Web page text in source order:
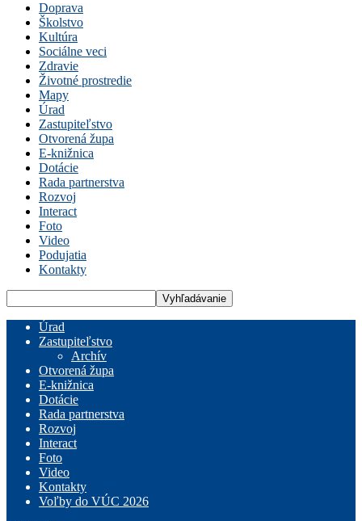
Doprava
Školstvo
Kultúra
Sociálne veci
Zdravie
Životné prostredie
Mapy
Úrad
Zastupiteľstvo
Otvorená župa
E-knižnica
Dotácie
Rada partnerstva
Rozvoj
Interact
Foto
Video
Podujatia
Kontakty
Úrad
Zastupiteľstvo
Archív
Otvorená župa
E-knižnica
Dotácie
Rada partnerstva
Rozvoj
Interact
Foto
Video
Kontakty
Voľby do VÚC 2026